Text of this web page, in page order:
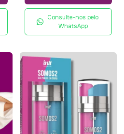
Consulte-nos pelo
WhatsApp